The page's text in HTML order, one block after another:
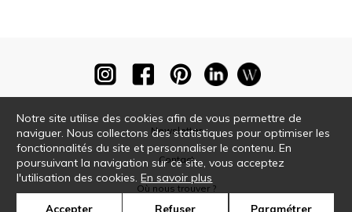
Newsletter
Contact
Où nous trouver ?
Notre site utilise des cookies afin de vous permettre de
naviguer. Nous collectons des statistiques pour optimiser les
fonctionnalités du site et personnaliser le contenu. En
poursuivant la navigation sur ce site, vous acceptez
l'utilisation des cookies.En savoir plus
Accepter Refuser Paramétrer